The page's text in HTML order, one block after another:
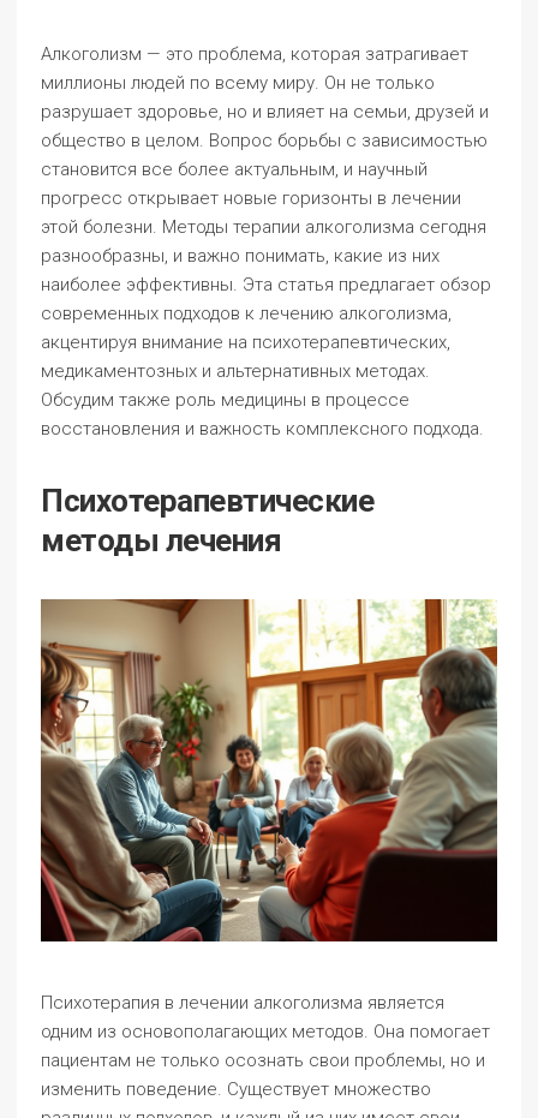
Алкоголизм — это проблема, которая затрагивает
миллионы людей по всему миру. Он не только
разрушает здоровье, но и влияет на семьи, друзей и
общество в целом. Вопрос борьбы с зависимостью
становится все более актуальным, и научный
прогресс открывает новые горизонты в лечении
этой болезни. Методы терапии алкоголизма сегодня
разнообразны, и важно понимать, какие из них
наиболее эффективны. Эта статья предлагает обзор
современных подходов к лечению алкоголизма,
акцентируя внимание на психотерапевтических,
медикаментозных и альтернативных методах.
Обсудим также роль медицины в процессе
восстановления и важность комплексного подхода.
Психотерапевтические
методы лечения
Психотерапия в лечении алкоголизма является
одним из основополагающих методов. Она помогает
пациентам не только осознать свои проблемы, но и
изменить поведение. Существует множество